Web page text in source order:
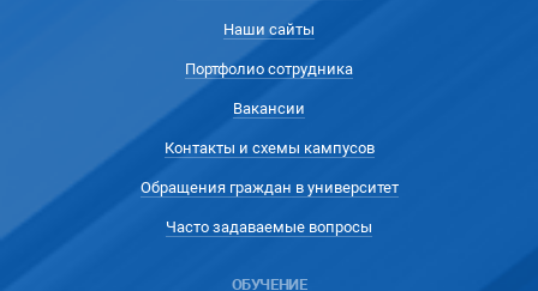
Наши сайты
Портфолио сотрудника
Вакансии
Контакты и схемы кампусов
Обращения граждан в университет
Часто задаваемые вопросы
ОБУЧЕНИЕ